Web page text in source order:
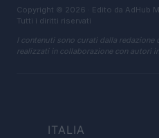
Copyright © 2026 · Edito da AdHub
Tutti i diritti riservati
I contenuti sono curati dalla
realizzati in collaborazione con autori
ITALIA